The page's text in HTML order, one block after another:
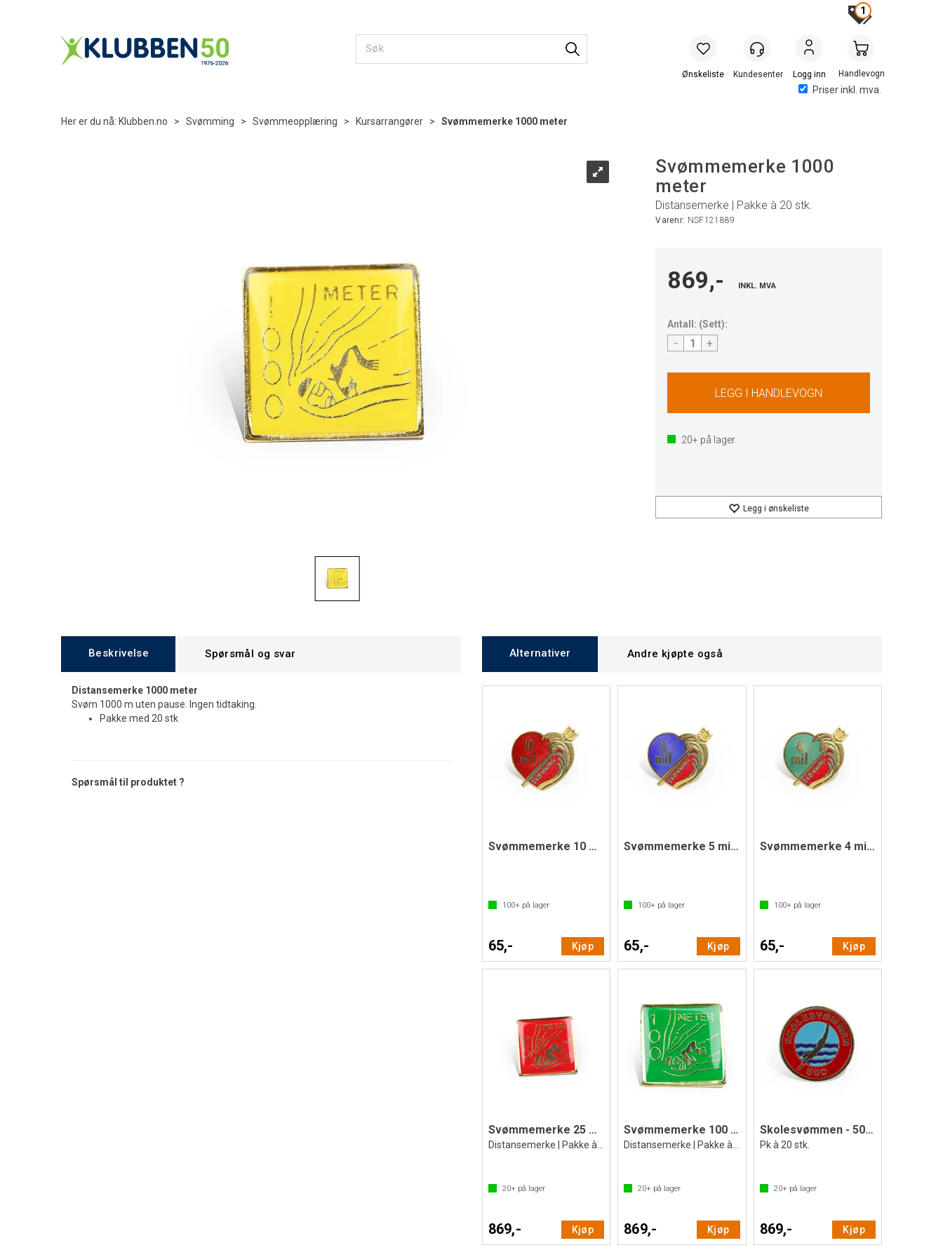
Priser inkl. mva.
Logg inn Handlevogn
1
Her er du nå: Klubben.no > Svømming > Svømmeopplæring > Kursarrangører > Svømmemerke 1000 meter
Svømmemerke 1000
meter
Distansemerke | Pakke à 20 stk.
Varenr: NSF121889
869,- INKL. MVA
Antall: (Sett):
- +
20+ på lager
Legg i ønskeliste
Beskrivelse Spørsmål og svar
Distansemerke 1000 meter
Svøm 1000 m uten pause. Ingen tidtaking.
Pakke med 20 stk
Spørsmål til produktet ?
Alternativer Andre kjøpte også
Svømmemerke 10 mils merket
100+ på lager
65,- Kjøp
Svømmemerke 5 mils merket
100+ på lager
65,- Kjøp
Svømmemerke 4 mils merket
100+på lager
65,- Kjøp
Svømmemerke 25 meter knappen
20+ på lager
869,- Kjøp
Svømmemerke 100 meter
20+ på lager
869,- Kjøp
Skolesvømmen - 500 meter
Pk à 20 stk.
20+på lager
869,- Kjøp